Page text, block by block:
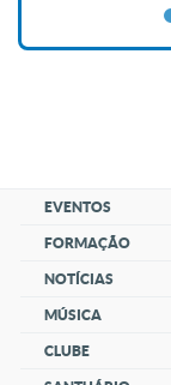
EVENTOS
FORMAÇÃO
NOTÍCIAS
MÚSICA
CLUBE